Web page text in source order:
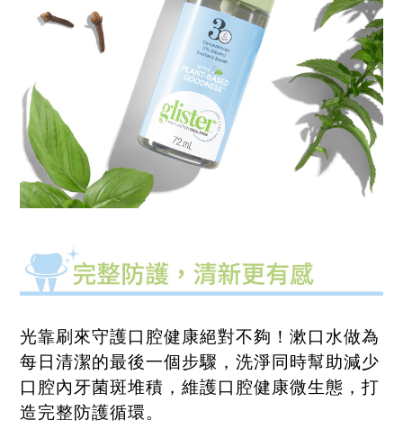
光靠刷來守護口腔健康絕對不夠！漱口水做為
每日清潔的最後一個步驟，洗淨同時幫助減少
口腔內牙菌斑堆積，維護口腔健康微生態，打
造完整防護循環。